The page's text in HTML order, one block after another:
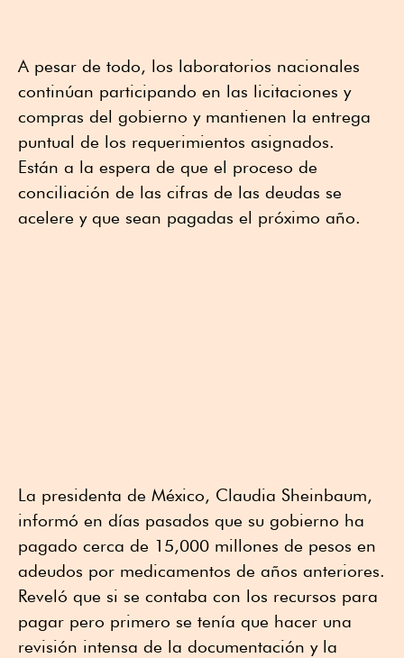
A pesar de todo, los laboratorios nacionales
continúan participando en las licitaciones y
compras del gobierno y mantienen la entrega
puntual de los requerimientos asignados.
Están a la espera de que el proceso de
conciliación de las cifras de las deudas se
acelere y que sean pagadas el próximo año.
La presidenta de México, Claudia Sheinbaum,
informó en días pasados que su gobierno ha
pagado cerca de 15,000 millones de pesos en
adeudos por medicamentos de años anteriores.
Reveló que si se contaba con los recursos para
pagar pero primero se tenía que hacer una
revisión intensa de la documentación y la